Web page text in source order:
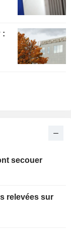
:
secouer
relevées sur